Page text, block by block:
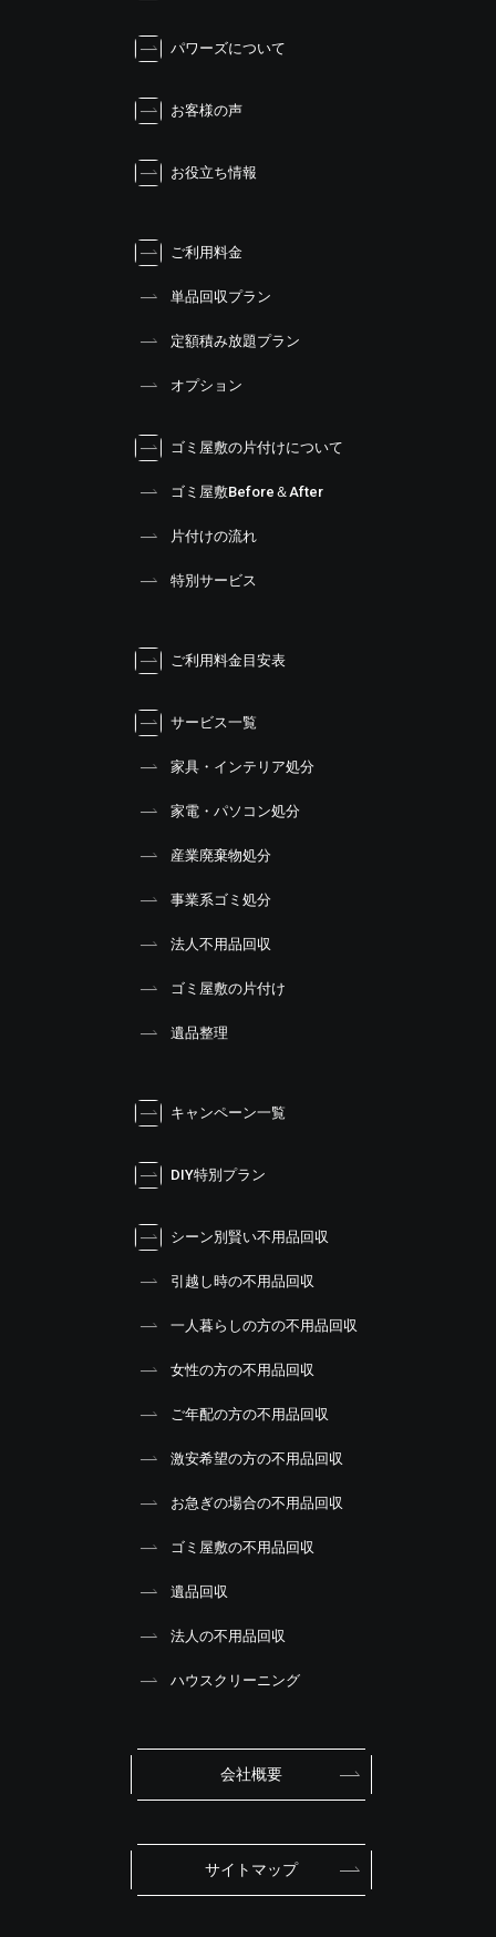
パワーズについて
お客様の声
お役立ち情報
ご利用料金
単品回収プラン
定額積み放題プラン
オプション
ゴミ屋敷の片付けについて
ゴミ屋敷Before＆After
片付けの流れ
特別サービス
ご利用料金目安表
サービス一覧
家具・インテリア処分
家電・パソコン処分
産業廃棄物処分
事業系ゴミ処分
法人不用品回収
ゴミ屋敷の片付け
遺品整理
キャンペーン一覧
DIY特別プラン
シーン別賢い不用品回収
引越し時の不用品回収
一人暮らしの方の不用品回収
女性の方の不用品回収
ご年配の方の不用品回収
激安希望の方の不用品回収
お急ぎの場合の不用品回収
ゴミ屋敷の不用品回収
遺品回収
法人の不用品回収
ハウスクリーニング
会社概要
サイトマップ